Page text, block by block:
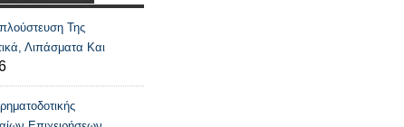
Recent Posts Widget
Της
Λιπάσματα Και